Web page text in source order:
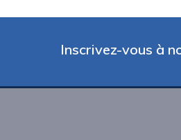
Inscrivez-vous à